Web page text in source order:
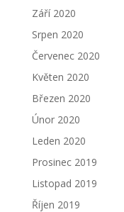
Září 2020
Srpen 2020
Červenec 2020
Květen 2020
Březen 2020
Únor 2020
Leden 2020
Prosinec 2019
Listopad 2019
Říjen 2019